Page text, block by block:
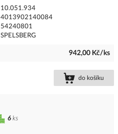
10.051.934
4013902140084
54240801
SPELSBERG
942,00 Kč/ks
do košíku
6 ks